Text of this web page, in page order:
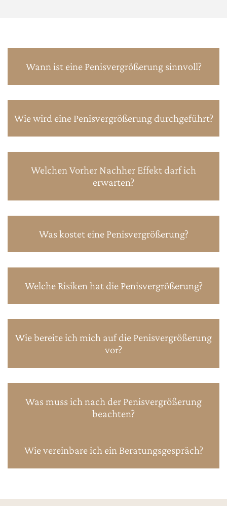
Wann ist eine Penisvergrößerung sinnvoll?
Wie wird eine Penisvergrößerung durchgeführt?
Welchen Vorher Nachher Effekt darf ich
erwarten?
Was kostet eine Penisvergrößerung?
Welche Risiken hat die Penisvergrößerung?
Wie bereite ich mich auf die Penisvergrößerung
vor?
Was muss ich nach der Penisvergrößerung
beachten?
Wie vereinbare ich ein Beratungsgespräch?